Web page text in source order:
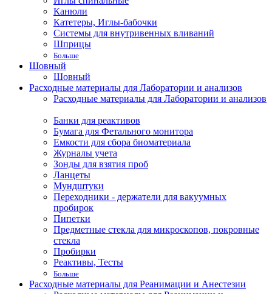
Канюли
Катетеры, Иглы-бабочки
Системы для внутривенных вливаний
Шприцы
Больше
Шовный
Шовный
Расходные материалы для Лаборатории и анализов
Расходные материалы для Лаборатории и анализов
Банки для реактивов
Бумага для Фетального монитора
Емкости для сбора биоматериала
Журналы учета
Зонды для взятия проб
Ланцеты
Мундштуки
Переходники - держатели для вакуумных
пробирок
Пипетки
Предметные стекла для микроскопов, покровные
стекла
Пробирки
Реактивы, Тесты
Больше
Расходные материалы для Реанимации и Анестезии